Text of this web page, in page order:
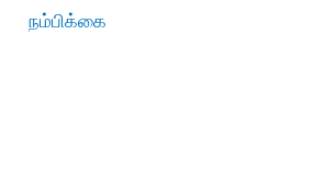
நம்பிக்கை